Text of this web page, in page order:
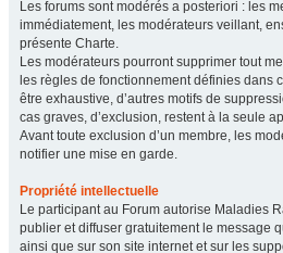
Les forums sont modérés a posteriori : les
immédiatement, les modérateurs veillant,
présente Charte.
Les modérateurs pourront supprimer tout
les règles de fonctionnement définies dans
être exhaustive, d’autres motifs de
cas graves, d’exclusion, restent à la seule
Avant toute exclusion d’un membre, les
notifier une mise en garde.
Propriété intellectuelle
Le participant au Forum autorise Maladies
publier et diffuser gratuitement le message
ainsi que sur son site internet et sur les